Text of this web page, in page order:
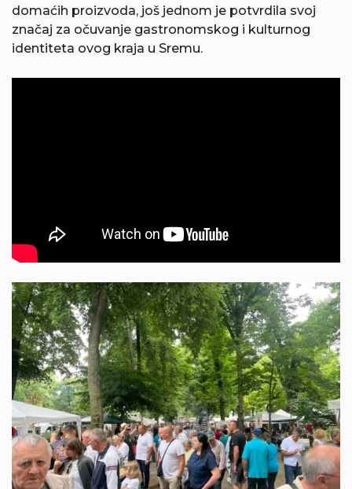
domaćih proizvoda, još jednom je potvrdila svoj
značaj za očuvanje gastronomskog i kulturnog
identiteta ovog kraja u Sremu.